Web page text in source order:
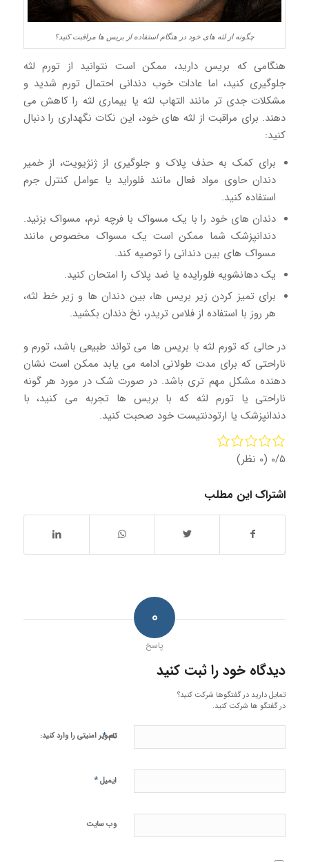
چگونه از لثه های خود در هنگام استفاده از بریس ها مراقبت کنید؟
هنگامی که بریس دارید، ممکن است نتوانید از تورم لثه
جلوگیری کنید، اما عادات خوب دندانی احتمال تورم شدید و
مشکلات جدی تر مانند التهاب لثه یا بیماری لثه را کاهش می
دهند. برای مراقبت از لثه های خود، این نکات نگهداری را دنبال
کنید:
برای کمک به حذف پلاک و جلوگیری از ژنژیویت، از خمیر
دندان حاوی مواد فعال مانند فلوراید یا عوامل کنترل جرم
استفاده کنید.
دندان های خود را با یک مسواک با فرچه نرم، مسواک بزنید.
دندانپزشک شما ممکن است یک مسواک مخصوص مانند
مسواک های بین دندانی را توصیه کند.
یک دهانشویه فلورایده یا ضد پلاک را امتحان کنید.
برای تمیز کردن زیر بریس ها، بین دندان ها و زیر خط لثه،
هر روز با استفاده از فلاس تریدر، نخ دندان بکشید.
در حالی که تورم لثه با بریس ها می تواند طبیعی باشد، تورم و
ناراحتی که برای مدت طولانی ادامه می یابد ممکن است نشان
دهنده مشکل مهم تری باشد. در صورت شک در مورد هر گونه
ناراحتی یا تورم لثه که با بریس ها تجربه می کنید، با
دندانپزشک یا ارتودنتیست خود صحبت کنید.
۰/۵ (۰ نظر)
اشتراک این مطلب
۰
پاسخ
دیدگاه خود را ثبت کنید
تمایل دارید در گفتگوها شرکت کنید؟
در گفتگو ها شرکت کنید.
نام*
ایمیل*
وب‌ سایت
تصویر امنیتی را وارد کنید: